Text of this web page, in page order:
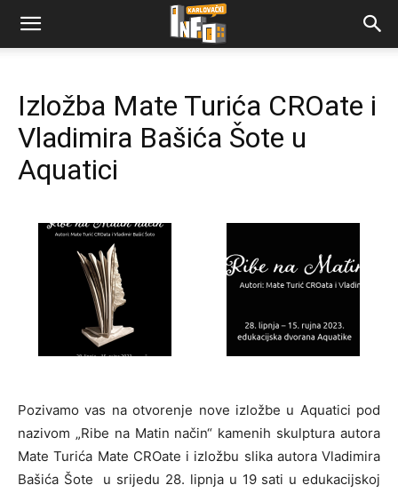
Izložba Mate Turića CROate i
Vladimira Bašića Šote u
Aquatici
Pozivamo vas na otvorenje nove izložbe u Aquatici pod
nazivom „Ribe na Matin način“ kamenih skulpturaautora
Mate Turića Mate CROate i izložbu slika autora Vladimira
Bašića Šote u srijedu 28. lipnja u 19 sati u edukacijskoj